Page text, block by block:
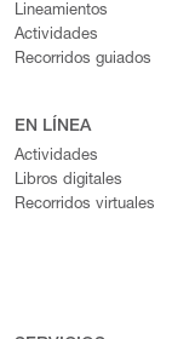
Lineamientos
Actividades
Recorridos guiados
EN LÍNEA
Actividades
Libros digitales
Recorridos virtuales